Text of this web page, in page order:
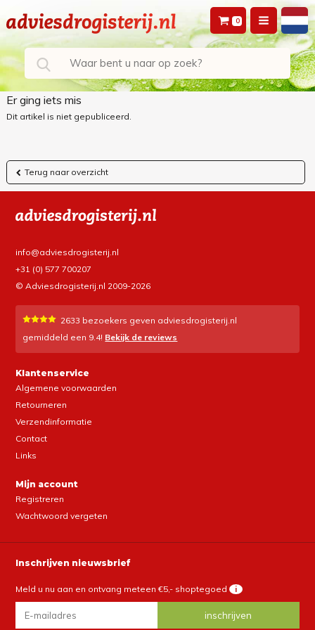
0
Er ging iets mis
Dit artikel is niet gepubliceerd.
Terug naar overzicht
info@adviesdrogisterij.nl
+31 (0) 577 700207
© Adviesdrogisterij.nl 2009-2026
2633 bezoekers geven adviesdrogisterij.nl
gemiddeld een 9.4! Bekijk de reviews
Klantenservice
Algemene voorwaarden
Retourneren
Verzendinformatie
Contact
Links
Mijn account
Registreren
Wachtwoord vergeten
Inschrijven nieuwsbrief
Meld u nu aan en ontvang meteen €5,- shoptegoed i